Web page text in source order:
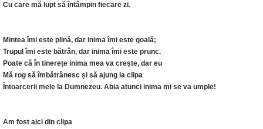
Cu care mă lupt să întâmpin fiecare zi.
Mintea îmi este plină, dar inima îmi este goală;
Trupul îmi este bătrân, dar inima îmi este prunc.
Poate că în tinerețe inima mea va crește, dar eu
Mă rog să îmbătrânesc și să ajung la clipa
Întoarcerii mele la Dumnezeu. Abia atunci inima mi se va umple!
Am fost aici din clipa